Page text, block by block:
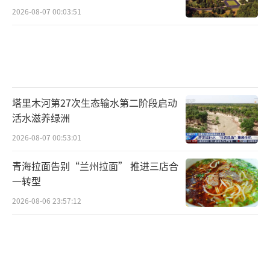
2026-08-07 00:03:51
塔里木河第27次生态输水第二阶段启动
活水滋养绿洲
2026-08-07 00:53:01
青海拉面告别“兰州拉面” 推进三店合
一转型
2026-08-06 23:57:12